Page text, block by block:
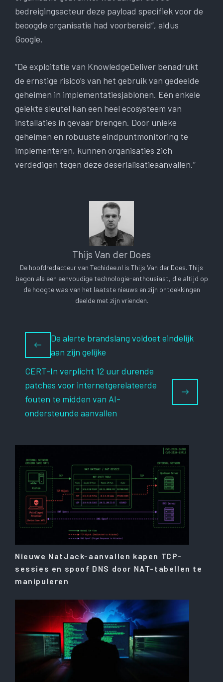
bedreigingsacteur deze payload specifiek voor de
beoogde organisatie had voorbereid”, aldus
Google.
“De exploitatie van KnowledgeDeliver benadrukt
de ernstige risico’s van het gebruik van gedeelde
geheimen in implementatiesjablonen. Eén enkele
gelekte sleutel kan een heel ecosysteem van
installaties in gevaar brengen. Door unieke
geheimen en robuuste eindpuntmonitoring te
implementeren, kunnen organisaties zich
verdedigen tegen deze deserialisatieaanvallen.”
Thijs Van der Does
De hoofdredacteur van Techidee.nl is Thijs Van der Does. Thijs
begon als een eenvoudige technologie-enthousiast, die altijd op
de hoogte was van het laatste nieuws en zijn ontdekkingen
deelde met zijn vrienden.
De alerte brandslang voldoet eindelijk
aan zijn gelijke
CERT-In verplicht 12 uur durende
patches voor internetgerelateerde
fouten te midden van AI-
ondersteunde aanvallen
Nieuwe NatJack-aanvallen kapen TCP-
sessies en spoof DNS door NAT-tabellen te
manipuleren